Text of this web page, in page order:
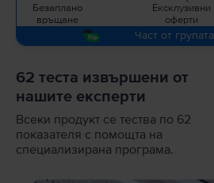
Безаплано
връщане
Ексклузивни
оферти
Част от групата
62 теста извършени от
нашите експерти
Всеки продукт се тества по 62
показателя с помощта на
специализирана програма.